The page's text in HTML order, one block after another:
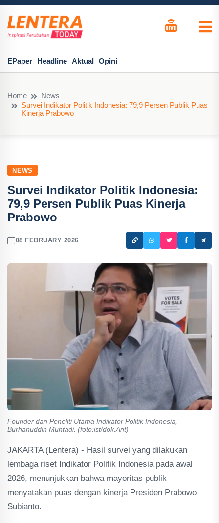
EPaper Headline Aktual Opini
Home
News
Survei Indikator Politik Indonesia: 79,9 Persen Publik Puas
Kinerja Prabowo
NEWS
Survei Indikator Politik Indonesia:
79,9 Persen Publik Puas Kinerja
Prabowo
08 FEBRUARY 2026
Founder dan Peneliti Utama Indikator Politik Indonesia,
Burhanuddin Muhtadi. (foto:ist/dok.Ant)
JAKARTA (Lentera) - Hasil survei yang dilakukan
lembaga riset Indikator Politik Indonesia pada awal
2026, menunjukkan bahwa mayoritas publik
menyatakan puas dengan kinerja Presiden Prabowo
Subianto.